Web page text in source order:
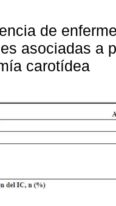
de
asociadas a
carotídea